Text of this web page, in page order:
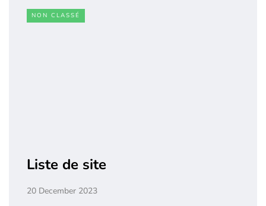
NON CLASSÉ
Liste de site
20 December 2023